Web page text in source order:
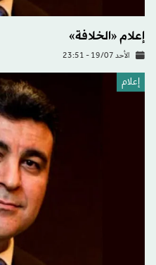
إعلام «الخلافة»
الأحد 19/07 - 23:51
إعلام